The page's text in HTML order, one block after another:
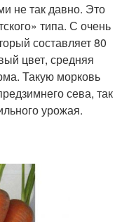
не так давно. Это
типа. С очень
составляет 80
цвет, средняя
Такую морковь
сева, так
урожая.